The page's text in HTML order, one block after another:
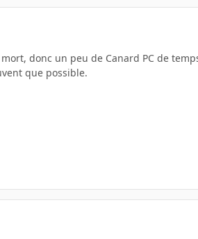
donc un peu de Canard PC de
que possible.